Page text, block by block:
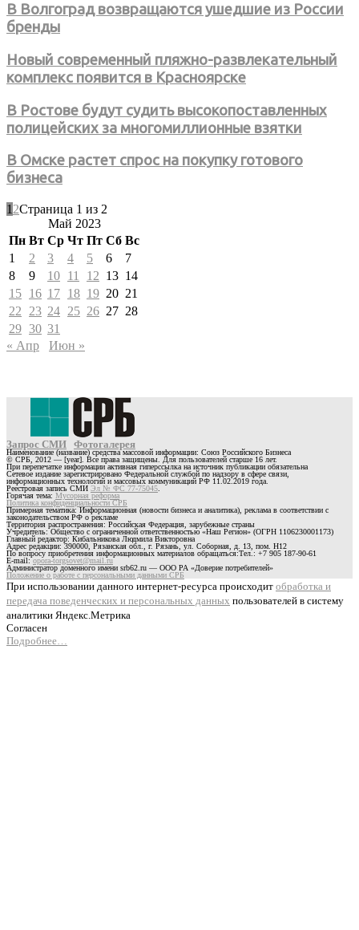
В Волгоград возвращаются ушедшие из России
бренды
Новый современный пляжно-развлекательный
комплекс появится в Красноярске
В Ростове будут судить высокопоставленных
полицейских за многомиллионные взятки
В Омске растет спрос на покупку готового
бизнеса
1 2Страница 1 из 2
Май 2023
Пн Вт Ср Чт Пт Сб Вс
1
2 3 4 5 6
7
8
9 10 11 12 13 14
15 16 17 18 19 20 21
22
23 24 25 26 27 28
29 30 31
« Апр
Июн »
Запрос СМИ Фотогалерея
Наименование (название) средства массовой информации: Союз Российского Бизнеса
© СРБ, 2012 — [year]. Все права защищены. Для пользователей старше 16 лет.
При перепечатке информации активная гиперссылка на источник публикации обязательна
Сетевое издание зарегистрировано Федеральной службой по надзору в сфере связи,
информационных технологий и массовых коммуникаций РФ 11.02.2019 года.
Реестровая запись СМИ Эл № ФС 77-75045
Горячая тема: Мусорная реформа
Политика конфиденциальности СРБ
Примерная тематика: Информационная (новости бизнеса и аналитика), реклама в соответствии с
законодательством РФ о рекламе
Территория распространения: Российская Федерация, зарубежные страны
Учредитель: Общество с ограниченной ответственностью «Наш Регион» (ОГРН 1106230001173)
Главный редактор: Кибальникова Людмила Викторовна
Адрес редакции: 390000, Рязанская обл., г. Рязань, ул. Соборная, д. 13, пом. Н12
По вопросу приобретения информационных материалов обращаться:Тел.: +7 905 187-90-61
E-mail:opora-torgsovet@mail.ru
Администратор доменного имени srb62.ru — ООО РА «Доверие потребителей»
Положение о работе с персональными данными СРБ
При использовании данного интернет-ресурса происходит обработка и
передача поведенческих и персональных данных пользователей в систему
аналитики Яндекс.Метрика
Согласен
Подробнее…